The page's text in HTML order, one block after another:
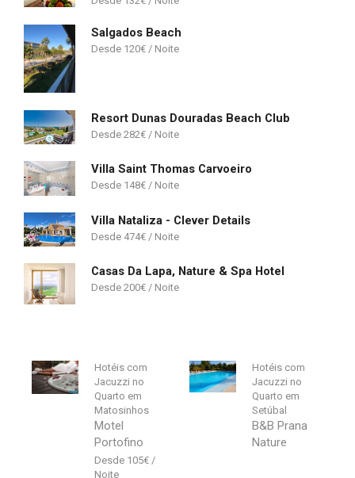
Salgados Beach
120€
Resort Dunas Douradas Beach Club
282€
Villa Saint Thomas Carvoeiro
148€
Villa Nataliza - Clever Details
474€
Casas Da Lapa, Nature & Spa Hotel
200€
Hotéis com
Jacuzzi no
Quarto em
Matosinhos
Motel
Portofino
105€
Hotéis com
Jacuzzi no
Quarto em
Setúbal
B&B Prana
Nature